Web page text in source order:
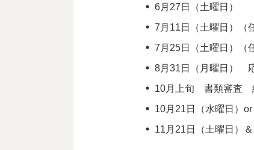
6月27日（土曜日）
7月11日（土曜日）（
7月25日（土曜日）（
8月31日（月曜日）
10月上旬 書類審査
10月21日（水曜日）
11月21日（土曜日）